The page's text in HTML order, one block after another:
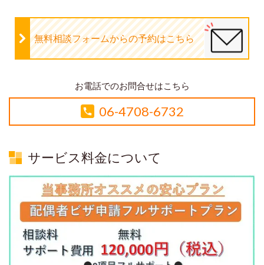
無料相談フォームからの予約はこちら
お電話でのお問合せはこちら
06-4708-6732
サービス料金について